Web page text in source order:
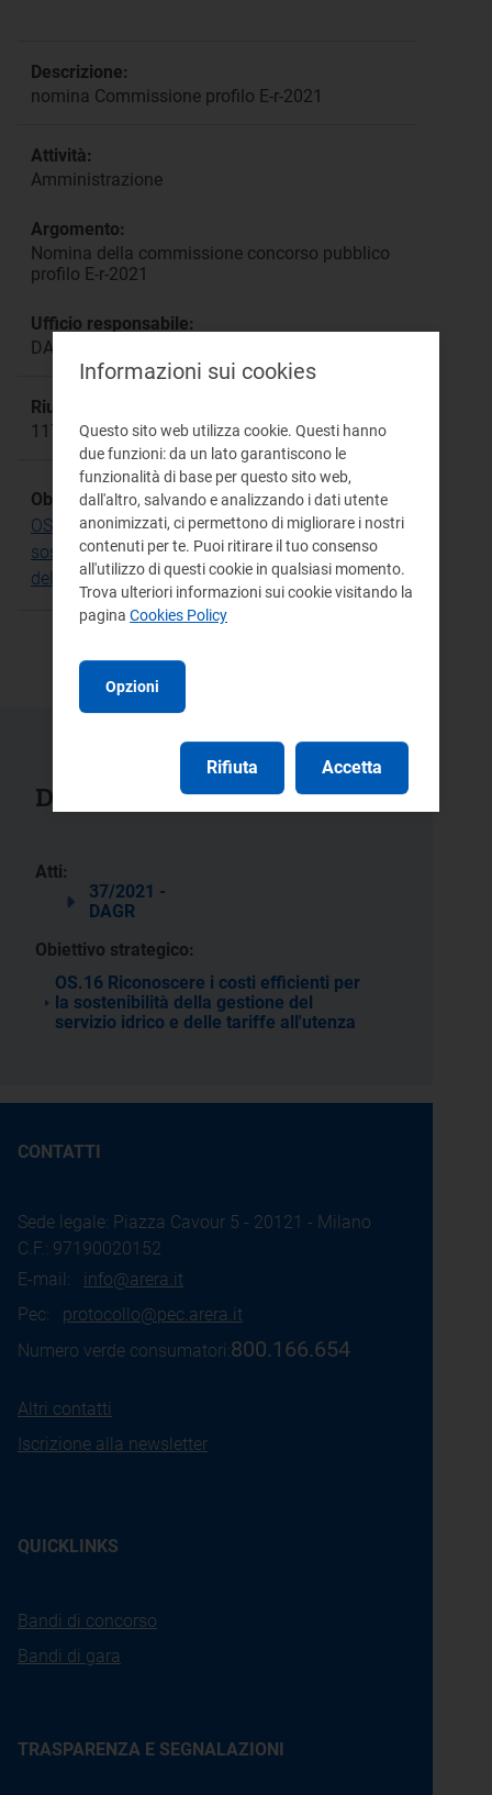
Descrizione:
nomina Commissione profilo E-r-2021
Attività:
Amministrazione
Argomento:
Nomina della commissione concorso pubblico
profilo E-r-2021
Ufficio responsabile:
DAGR Direzione Affari Generali e Risorse
Riunione:
1178
Obiettivo Strategico:
OS.16 Riconoscere i costi efficienti per la
sostenibilità della gestione del servizio idrico e
delle tariffe all'utenza
Documenti collegati
Atti:
37/2021 -
DAGR
Obiettivo strategico:
OS.16 Riconoscere i costi efficienti per
la sostenibilità della gestione del
servizio idrico e delle tariffe all'utenza
CONTATTI
Sede legale: Piazza Cavour 5 - 20121 - Milano
C.F.: 97190020152
E-mail: info@arera.it
Pec: protocollo@pec.arera.it
Numero verde consumatori:800.166.654
Altri contatti
Iscrizione alla newsletter
QUICKLINKS
Bandi di concorso
Bandi di gara
TRASPARENZA E SEGNALAZIONI
Informazioni sui cookies
Questo sito web utilizza cookie. Questi hanno
due funzioni: da un lato garantiscono le
funzionalità di base per questo sito web,
dall'altro, salvando e analizzando i dati utente
anonimizzati, ci permettono di migliorare i nostri
contenuti per te. Puoi ritirare il tuo consenso
all'utilizzo di questi cookie in qualsiasi momento.
Trova ulteriori informazioni sui cookie visitando la
pagina Cookies Policy
Opzioni
Rifiuta Accetta